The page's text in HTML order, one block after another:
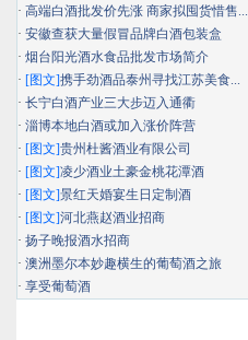
· 高端白酒批发价先涨 商家拟囤货惜售...
· 安徽查获大量假冒品牌白酒包装盒
· 烟台阳光酒水食品批发市场简介
· [图文]携手劲酒品泰州寻找江苏美食...
· 长宁白酒产业三大步迈入通衢
· 淄博本地白酒或加入涨价阵营
· [图文]贵州杜酱酒业有限公司
· [图文]凌少酒业土豪金桃花潭酒
· [图文]景红天婚宴生日定制酒
· [图文]河北燕赵酒业招商
· 扬子晚报酒水招商
· 澳洲墨尔本妙趣横生的葡萄酒之旅
· 享受葡萄酒